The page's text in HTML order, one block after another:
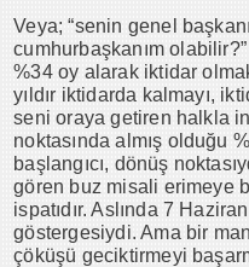
Veya; “senin genel
cumhurbaşkanım olabilir?”
%34 oy alarak iktidar
yıldır iktidarda kalmayı,
seni oraya getiren halkla
noktasında almış olduğu
başlangıcı, dönüş
gören buz misali erimeye
ispatıdır. Aslında 7
göstergesiydi. Ama bir
çöküşü geciktirmeyi